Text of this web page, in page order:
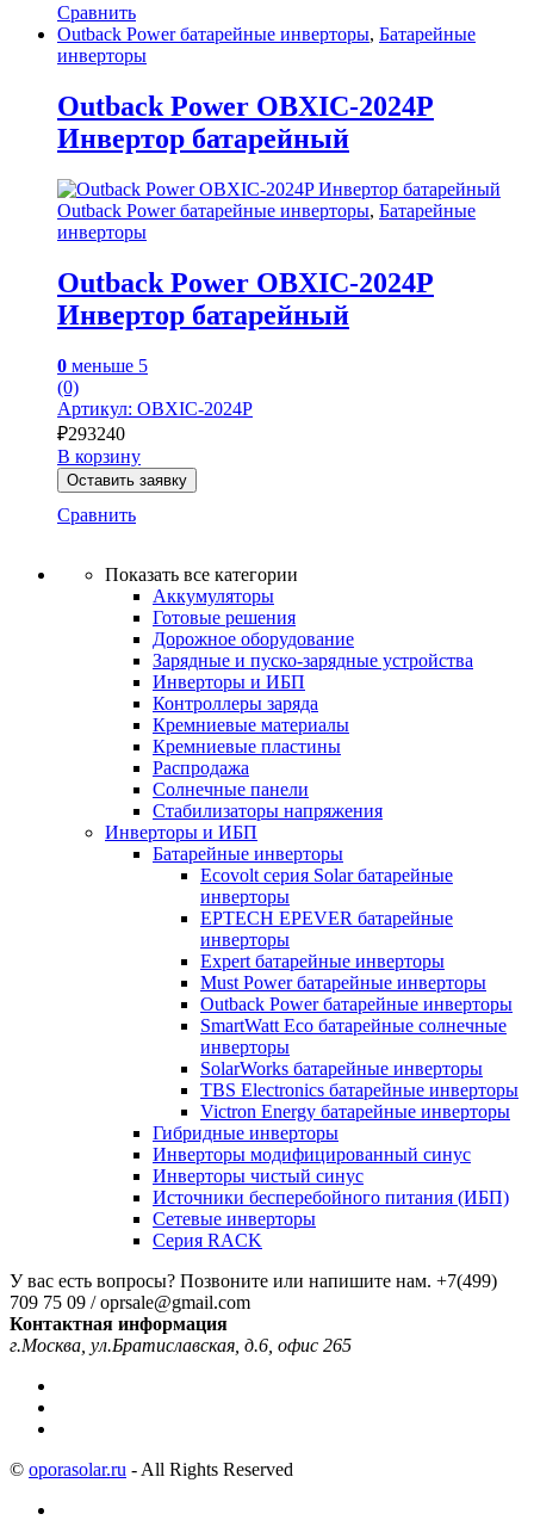
Сравнить
Outback Power батарейные инверторы, Батарейные
инверторы
Outback Power OBXIC-2024P
Инвертор батарейный
Outback Power батарейные инверторы, Батарейные
инверторы
Outback Power OBXIC-2024P
Инвертор батарейный
0 меньше 5
(0)
Артикул: OBXIC-2024P
₽293240
В корзину
Оставить заявку
Сравнить
Показать все категории
Аккумуляторы
Готовые решения
Дорожное оборудование
Зарядные и пуско-зарядные устройства
Инверторы и ИБП
Контроллеры заряда
Кремниевые материалы
Кремниевые пластины
Распродажа
Солнечные панели
Стабилизаторы напряжения
Инверторы и ИБП
Батарейные инверторы
Ecovolt серия Solar батарейные
инверторы
EPTECH EPEVER батарейные
инверторы
Expert батарейные инверторы
Must Power батарейные инверторы
Outback Power батарейные инверторы
SmartWatt Eco батарейные солнечные
инверторы
SolarWorks батарейные инверторы
TBS Electronics батарейные инверторы
Victron Energy батарейные инверторы
Гибридные инверторы
Инверторы модифицированный синус
Инверторы чистый синус
Источники бесперебойного питания (ИБП)
Сетевые инверторы
Серия RACK
У вас есть вопросы? Позвоните или напишите нам. +7(499)
709 75 09 / oprsale@gmail.com
Контактная информация
г.Москва, ул.Братиславская, д.6, офис 265
© oporasolar.ru - All Rights Reserved